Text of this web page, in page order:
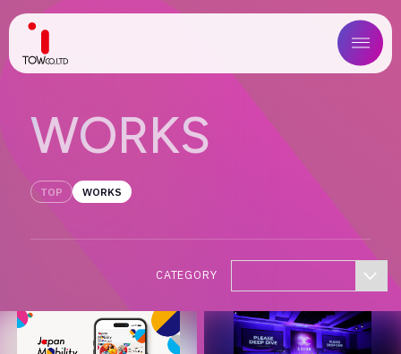
ABOUT US
SERVICE
MAGAZINE
COMPANY
NEWS
WORKS
TOP WORKS
CATEGORY